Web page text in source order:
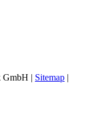
| Sitemap |